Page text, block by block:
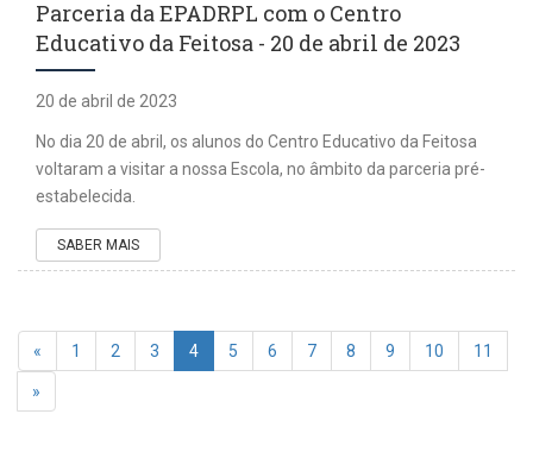
Parceria da EPADRPL com o Centro
Educativo da Feitosa - 20 de abril de 2023
20 de abril de 2023
No dia 20 de abril, os alunos do Centro Educativo da Feitosa
voltaram a visitar a nossa Escola, no âmbito da parceria pré-
estabelecida.
SABER MAIS
« 1 2 3 4 5 6 7 8 9 10 11
»